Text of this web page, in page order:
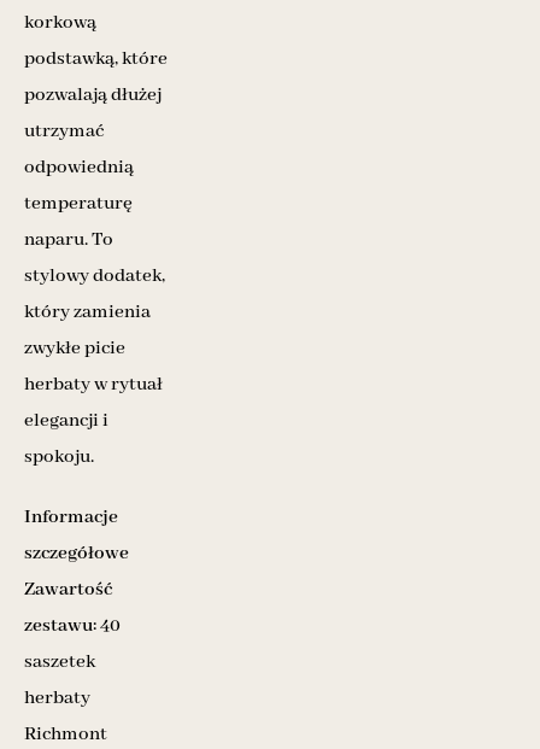
korkową
podstawką, które
pozwalają dłużej
utrzymać
odpowiednią
temperaturę
naparu. To
stylowy dodatek,
który zamienia
zwykłe picie
herbaty w rytuał
elegancji i
spokoju.
Informacje
szczegółowe
Zawartość
zestawu:40
saszetek
herbaty
Richmont